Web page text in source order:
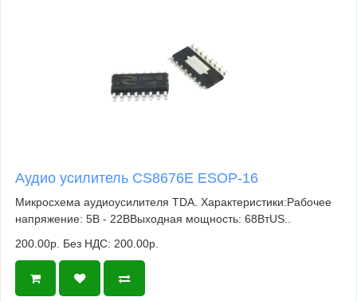
Аудио усилитель CS8676E ESOP-16
Микросхема аудиоусилителя TDA. Характеристики:Рабочее
напряжение: 5В - 22ВВыходная мощность: 68ВтUS..
200.00р. Без НДС: 200.00р.